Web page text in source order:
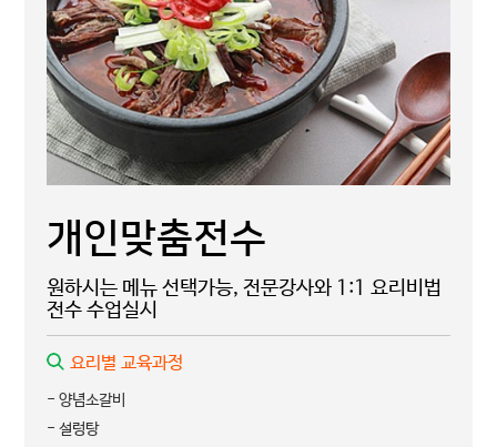
개인맞춤전수
원하시는 메뉴 선택가능, 전문강사와 1:1 요리비법
전수 수업실시
요리별 교육과정
- 양념소갈비
- 설렁탕